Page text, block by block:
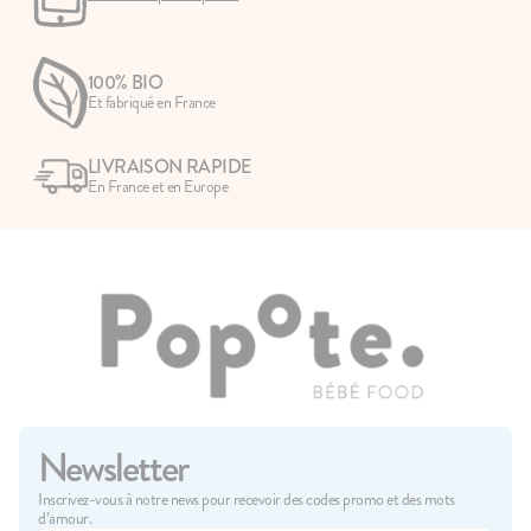
Si vous voulez en savoir plus sur les allergies de bébé,
100% BIO
Et fabriqué en France
LIVRAISON RAPIDE
En France et en Europe
Newsletter
Inscrivez-vous à notre news pour recevoir des codes promo et des mots
d’amour.